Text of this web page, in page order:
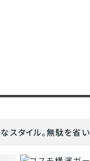
タイル。無駄を省